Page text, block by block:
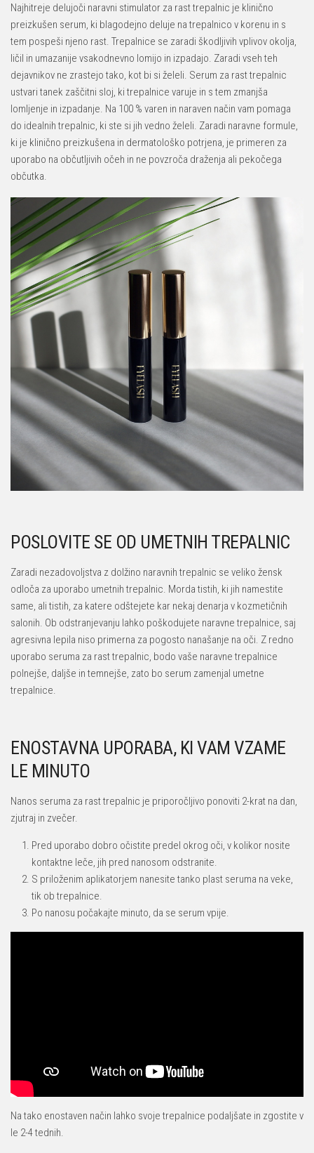
Najhitreje delujoči naravni stimulator za rast trepalnic je klinično
preizkušen serum, ki blagodejno deluje na trepalnico v korenu in s
tem pospeši njeno rast. Trepalnice se zaradi škodljivih vplivov okolja,
ličil in umazanije vsakodnevno lomijo in izpadajo. Zaradi vseh teh
dejavnikov ne zrastejo tako, kot bi si želeli. Serum za rast trepalnic
ustvari tanek zaščitni sloj, ki trepalnice varuje in s tem zmanjša
lomljenje in izpadanje. Na 100 % varen in naraven način vam pomaga
do idealnih trepalnic, ki ste si jih vedno želeli. Zaradi naravne formule,
ki je klinično preizkušena in dermatološko potrjena, je primeren za
uporabo na občutljivih očeh in ne povzroča draženja ali pekočega
občutka.
POSLOVITE SE OD UMETNIH TREPALNIC
Zaradi nezadovoljstva z dolžino naravnih trepalnic se veliko žensk
odloča za uporabo umetnih trepalnic. Morda tistih, ki jih namestite
same, ali tistih, za katere odštejete kar nekaj denarja v kozmetičnih
salonih. Ob odstranjevanju lahko poškodujete naravne trepalnice, saj
agresivna lepila niso primerna za pogosto nanašanje na oči. Z redno
uporabo seruma za rast trepalnic, bodo vaše naravne trepalnice
polnejše, daljše in temnejše, zato bo serum zamenjal umetne
trepalnice.
ENOSTAVNA UPORABA, KI VAM VZAME
LE MINUTO
Nanos seruma za rast trepalnic je priporočljivo ponoviti 2-krat na dan,
zjutraj in zvečer.
Pred uporabo dobro očistite predel okrog oči, v kolikor nosite
kontaktne leče, jih pred nanosom odstranite.
S priloženim aplikatorjem nanesite tanko plast seruma na veke,
tik ob trepalnice.
Po nanosu počakajte minuto, da se serum vpije.
Na tako enostaven način lahko svoje trepalnice podaljšate in zgostite v
le 2-4 tednih.